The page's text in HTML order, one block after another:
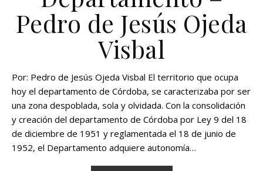
Pedro de Jesús Ojeda
Visbal
Por: Pedro de Jesús Ojeda Visbal El territorio que ocupa
hoy el departamento de Córdoba, se caracterizaba por ser
una zona despoblada, sola y olvidada. Con la consolidación
y creación del departamento de Córdoba por Ley 9 del 18
de diciembre de 1951 y reglamentada el 18 de junio de
1952, el Departamento adquiere autonomía…